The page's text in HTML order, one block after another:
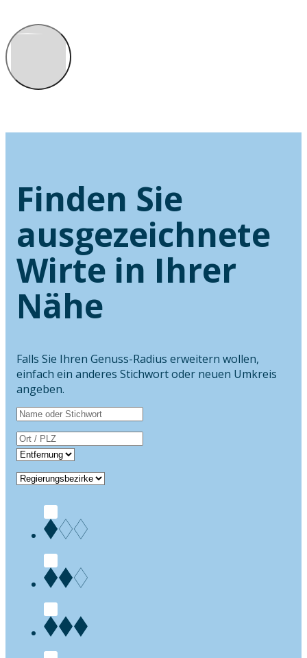
Finden Sie
ausgezeichnete
Wirte in Ihrer
Nähe
Falls Sie Ihren Genuss-Radius erweitern wollen,
einfach ein anderes Stichwort oder neuen Umkreis
angeben.